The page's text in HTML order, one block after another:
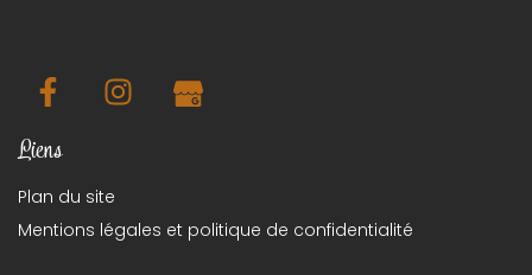
Liens
Plan du site
Mentions légales et politique de confidentialité